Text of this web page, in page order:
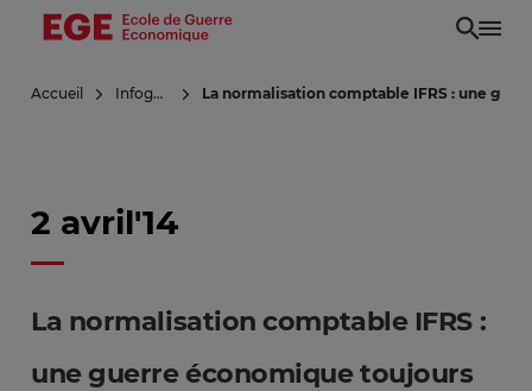
Aller
principal
Accueil Infoguerre La normalisation comptable IFRS : une
2 avril'14
La normalisation comptable IFRS :
une guerre économique toujours